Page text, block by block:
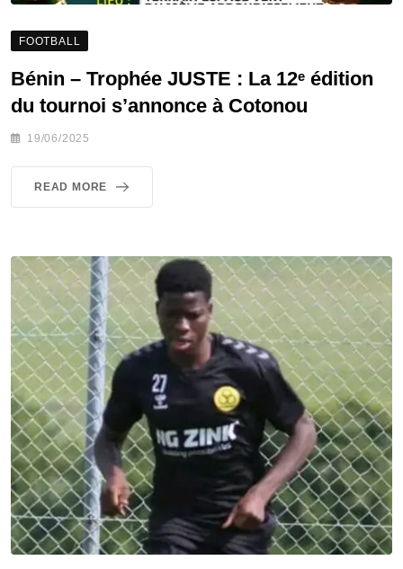
FOOTBALL
Bénin – Trophée JUSTE : La 12ᵉ édition
du tournoi s’annonce à Cotonou
19/06/2025
READ MORE